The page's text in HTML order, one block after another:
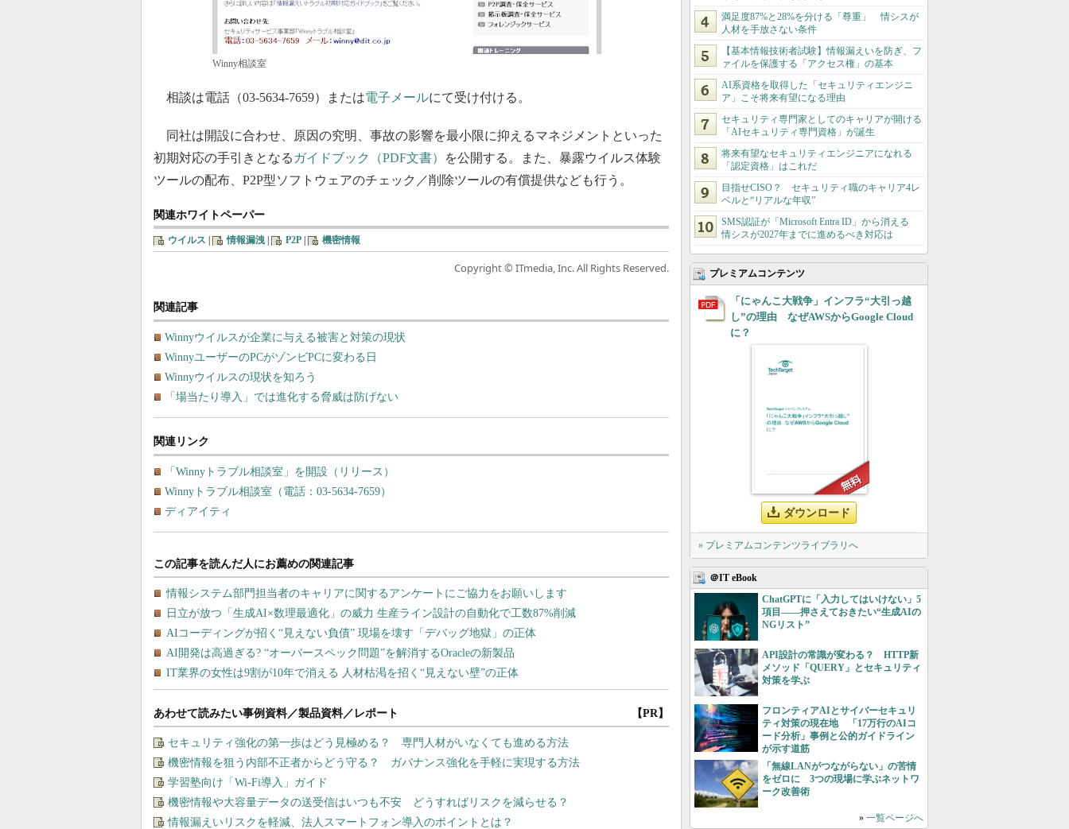
Winny相談室
相談は電話（03-5634-7659）または電子メールにて受け付ける。
同社は開設に合わせ、原因の究明、事故の影響を最小限に抑えるマネジメントといった
初期対応の手引きとなる ガイドブック（PDF文書）
を公開する。また、暴露ウイルス体験
ツールの配布、P2P型ソフトウェアのチェック／削除ツールの有償提供なども行う。
関連ホワイトペーパー
ウイルス 情報漏洩 P2P 機密情報
Copyright © ITmedia, Inc. All Rights Reserved.
関連記事
Winnyウイルスが企業に与える被害と対策の現状
WinnyユーザーのPCがゾンビPCに変わる日
Winnyウイルスの現状を知ろう
「場当たり導入」では進化する脅威は防げない
関連リンク
「Winnyトラブル相談室」を開設（リリース）
Winnyトラブル相談室（電話：03-5634-7659）
ディアイティ
あわせて読みたい事例資料／製品資料／レポート 【PR】
セキュリティ強化の第一歩はどう見極める？ 専門人材がいなくても進める方法
機密情報を狙う内部不正者からどう守る？ ガバナンス強化を手軽に実現する方法
学習塾向け「Wi-Fi導入」ガイド
機密情報や大容量データの送受信はいつも不安 どうすればリスクを減らせる？
情報漏えいリスクを軽減、法人スマートフォン導入のポイントとは？
満足度87%と28%を分ける「尊重」 情シスが
人材を手放さない条件
【基本情報技術者試験】情報漏えいを防ぎ、フ
ァイルを保護する「アクセス権」の基本
AI系資格を取得した「セキュリティエンジニ
ア」こそ将来有望になる理由
セキュリティ専門家としてのキャリアが開ける
「AIセキュリティ専門資格」が誕生
将来有望なセキュリティエンジニアになれる
「認定資格」はこれだ
目指せCISO？ セキュリティ職のキャリア4レ
ベルと“リアルな年収”
SMS認証が「Microsoft Entra ID」から消える
情シスが2027年までに進めるべき対応は
プレミアムコンテンツ
「にゃんこ大戦争」インフラ“大引っ越
し”の理由 なぜAWSからGoogle Cloud
に？
ダウンロード
» プレミアムコンテンツライブラリへ
＠IT eBook
ChatGPTに「入力してはいけない」5
項目――押さえておきたい“生成AIの
NGリスト”
API設計の常識が変わる？ HTTP新
メソッド「QUERY」とセキュリティ
対策を学ぶ
フロンティアAIとサイバーセキュリ
ティ対策の現在地 「17万行のAIコ
ード分析」事例と公的ガイドライン
が示す道筋
「無線LANがつながらない」の苦情
をゼロに 3つの現場に学ぶネットワ
ーク改善術
» 一覧ページへ